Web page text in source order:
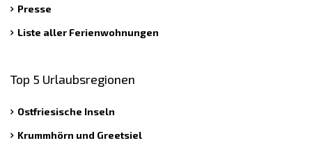
Presse
Liste aller Ferienwohnungen
Top 5 Urlaubsregionen
Ostfriesische Inseln
Krummhörn und Greetsiel